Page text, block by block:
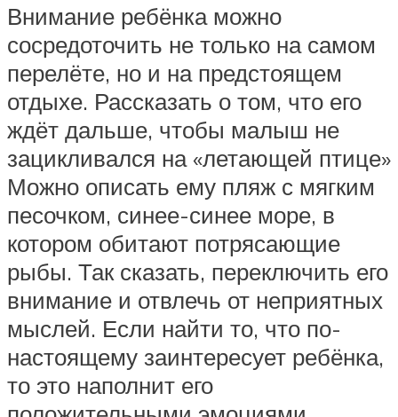
Внимание ребёнка можно
сосредоточить не только на самом
перелёте, но и на предстоящем
отдыхе. Рассказать о том, что его
ждёт дальше, чтобы малыш не
зацикливался на «летающей птице»
Можно описать ему пляж с мягким
песочком, синее-синее море, в
котором обитают потрясающие
рыбы. Так сказать, переключить его
внимание и отвлечь от неприятных
мыслей. Если найти то, что по-
настоящему заинтересует ребёнка,
то это наполнит его